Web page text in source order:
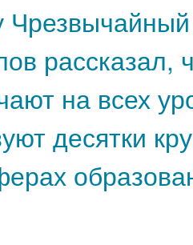
рассказал,
на всех
десятки